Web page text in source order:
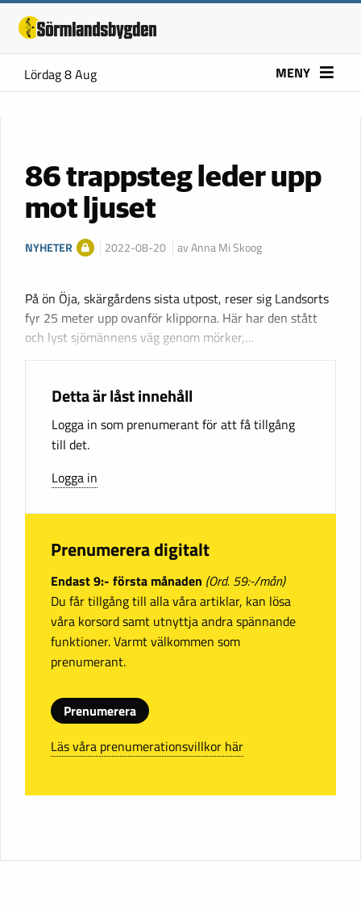
Lördag 8 Aug MENY
86 trappsteg leder upp
mot ljuset
NYHETER 2022-08-20 av Anna Mi Skoog
På ön Öja, skärgårdens sista utpost, reser sig Landsorts
fyr 25 meter upp ovanför klipporna. Här har den stått
och lyst sjömännens väg genom mörker,…
Detta är låst innehåll
Logga in som prenumerant för att få tillgång
till det.
Logga in
Prenumerera digitalt
Endast 9:- första månaden (Ord. 59:-/mån)
Du får tillgång till alla våra artiklar, kan lösa
våra korsord samt utnyttja andra spännande
funktioner. Varmt välkommen som
prenumerant.
Prenumerera
Läs våra prenumerationsvillkor här